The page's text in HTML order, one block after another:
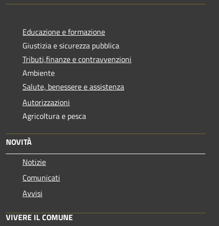
Educazione e formazione
Giustizia e sicurezza pubblica
Tributi,finanze e contravvenzioni
Ambiente
Salute, benessere e assistenza
Autorizzazioni
Agricoltura e pesca
NOVITÀ
Notizie
Comunicati
Avvisi
VIVERE IL COMUNE